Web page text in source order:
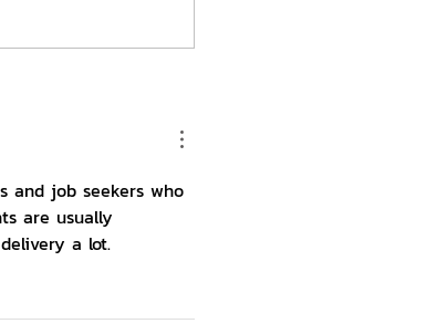
and job seekers who
are usually
a lot.